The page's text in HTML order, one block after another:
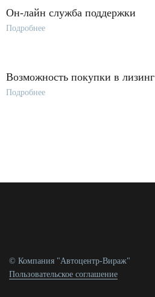
Он-лайн служба поддержки
Подробнее
Возможность покупки в лизинг
Подробнее
© Компания "Автоцентр-Вираж"
Пользовательское соглашение